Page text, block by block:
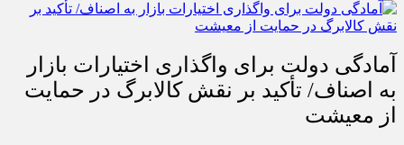
آمادگی دولت برای واگذاری اختیارات بازار
به اصناف/ تأکید بر نقش کالابرگ در حمایت
از معیشت